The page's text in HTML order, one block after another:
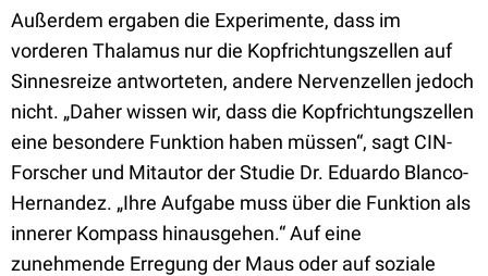
Außerdem ergaben die Experimente, dass im
vorderen Thalamus nur die Kopfrichtungszellen auf
Sinnesreize antworteten, andere Nervenzellen jedoch
nicht. „Daher wissen wir, dass die Kopfrichtungszellen
eine besondere Funktion haben müssen“, sagt CIN-
Forscher und Mitautor der Studie Dr. Eduardo Blanco-
Hernandez. „Ihre Aufgabe muss über die Funktion als
innerer Kompass hinausgehen.“ Auf eine
zunehmende Erregung der Maus oder auf soziale